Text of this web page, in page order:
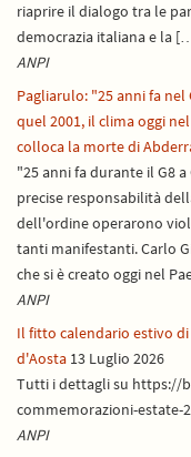
riaprire il dialogo tra le
democrazia italiana e la
ANPI
Pagliarulo: "25 anni fa nel
quel 2001, il clima oggi
colloca la morte di
"25 anni fa durante il G8
precise responsabilità
dell'ordine operarono
tanti manifestanti. Carlo
che si è creato oggi nel
ANPI
Il fitto calendario estivo
d'Aosta 13 Luglio 2026
Tutti i dettagli su https://
commemorazioni-estate-
ANPI